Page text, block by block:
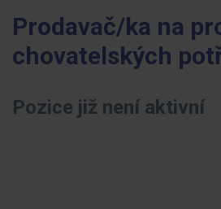
Prodavač/ka na
chovatelských
Pozice již není aktivní